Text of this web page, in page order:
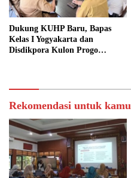
Dukung KUHP Baru, Bapas
Kelas I Yogyakarta dan
Disdikpora Kulon Progo
Rekomendasi untuk kamu